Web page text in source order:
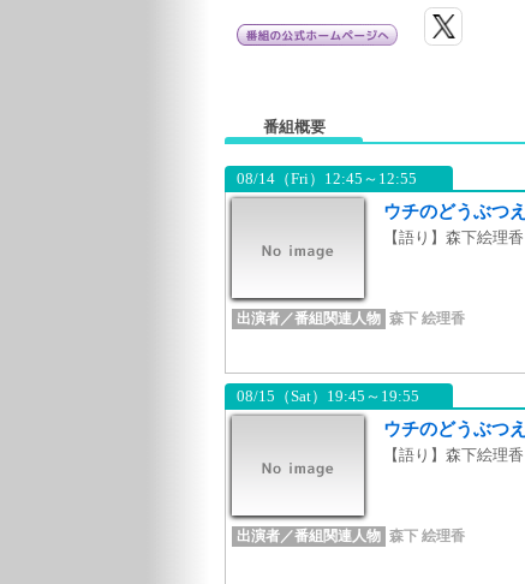
番組概要
08/14（Fri）12:45～12:55
ウチのどうぶつ
【語り】森下絵理香
出演者／番組関連人物 森下 絵理香
08/15（Sat）19:45～19:55
ウチのどうぶつ
【語り】森下絵理香
出演者／番組関連人物 森下 絵理香